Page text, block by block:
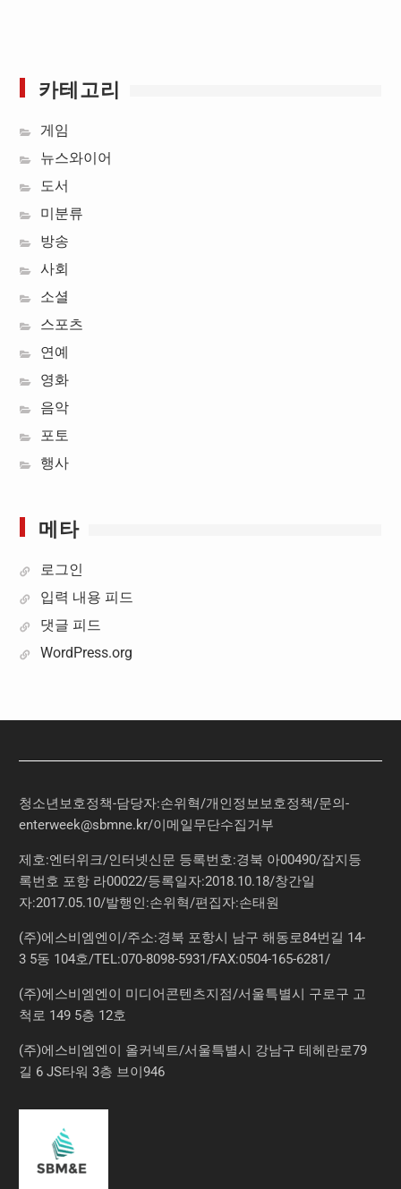
카테고리
게임
뉴스와이어
도서
미분류
방송
사회
소셜
스포츠
연예
영화
음악
포토
행사
메타
로그인
입력 내용 피드
댓글 피드
WordPress.org
청소년보호정책-담당자:손위혁/개인정보보호정책/문의-
enterweek@sbmne.kr/이메일무단수집거부
제호:엔터위크/인터넷신문 등록번호:경북 아00490/잡지등
록번호 포항 라00022/등록일자:2018.10.18/창간일
자:2017.05.10/발행인:손위혁/편집자:손태원
(주)에스비엠엔이/주소:경북 포항시 남구 해동로84번길 14-
3 5동 104호/TEL:070-8098-5931/FAX:0504-165-6281/
(주)에스비엠엔이 미디어콘텐츠지점/서울특별시 구로구 고
척로 149 5층 12호
(주)에스비엠엔이 올커넥트/서울특별시 강남구 테헤란로79
길 6 JS타워 3층 브이946